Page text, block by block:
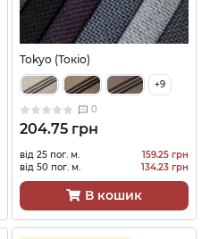
Tokyo (Токіо)
+9
0
204.75 грн
від 25 пог. м.
159.25 грн
від 50 пог. м.
134.23 грн
В кошик